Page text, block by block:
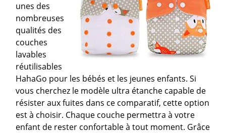
unes des
nombreuses
qualités des
couches
lavables
réutilisables
HahaGo pour les bébés et les jeunes enfants. Si
vous cherchez le modèle ultra étanche capable de
résister aux fuites dans ce comparatif, cette option
est à choisir. Chaque couche permettra à votre
enfant de rester confortable à tout moment. Grâce